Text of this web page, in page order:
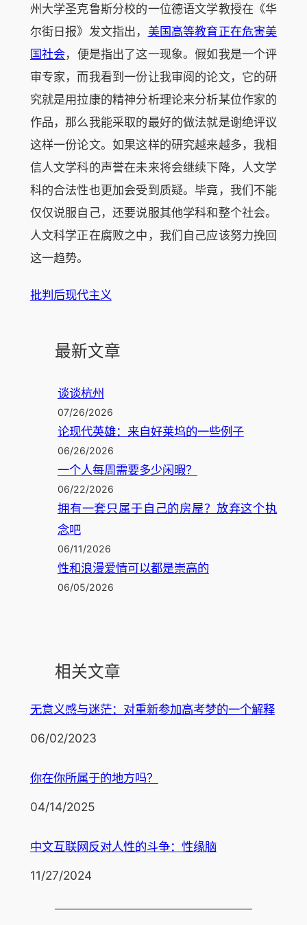
州大学圣克鲁斯分校的一位德语文学教授在《华
尔街日报》发文指出， 美国高等教育正在危害美
国社会，便是指出了这一现象。假如我是一个评
审专家，而我看到一份让我审阅的论文，它的研
究就是用拉康的精神分析理论来分析某位作家的
作品，那么我能采取的最好的做法就是谢绝评议
这样一份论文。如果这样的研究越来越多，我相
信人文学科的声誉在未来将会继续下降，人文学
科的合法性也更加会受到质疑。毕竟，我们不能
仅仅说服自己，还要说服其他学科和整个社会。
人文科学正在腐败之中，我们自己应该努力挽回
这一趋势。
批判后现代主义
最新文章
谈谈杭州
07/26/2026
论现代英雄：来自好莱坞的一些例子
06/26/2026
一个人每周需要多少闲暇？
06/22/2026
拥有一套只属于自己的房屋？放弃这个执
念吧
06/11/2026
性和浪漫爱情可以都是崇高的
06/05/2026
相关文章
无意义感与迷茫：对重新参加高考梦的一个解释
日期
06/02/2023
你在你所属于的地方吗？
日期
04/14/2025
中文互联网反对人性的斗争：性缘脑
日期
11/27/2024